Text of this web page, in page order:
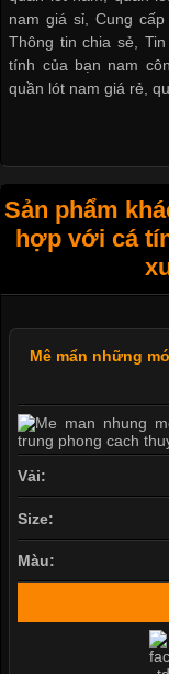
nam giá sỉ ,Cung
Thông tin chia sẻ
tính của bạn nam
quần lót nam giá rẻ ,
Sản phẩm
hợp với cá
Mê mẩn những
Vải:
Size:
Màu: